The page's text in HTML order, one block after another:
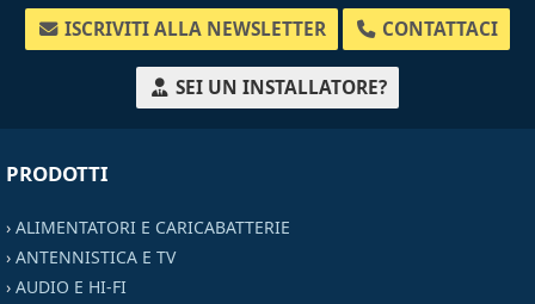
ISCRIVITI ALLA NEWSLETTER CONTATTACI
SEI UN INSTALLATORE?
PRODOTTI
› ALIMENTATORI E CARICABATTERIE
› ANTENNISTICA E TV
› AUDIO E HI-FI